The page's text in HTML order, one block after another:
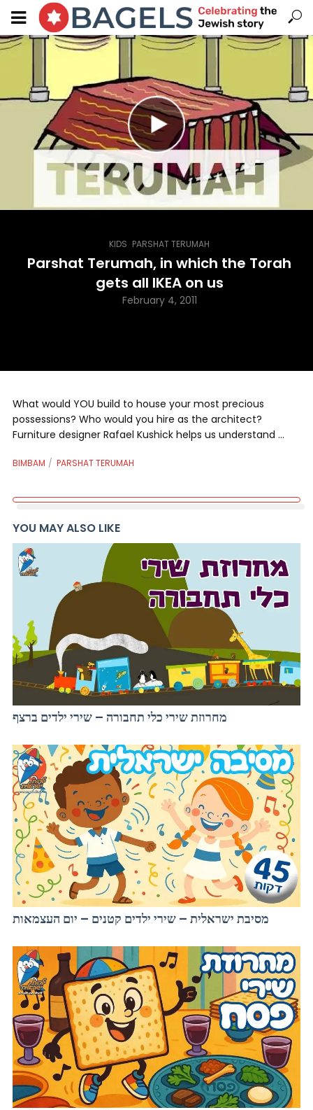
KIDS PARSHAT TERUMAH
Parshat Terumah, in which the Torah
gets all IKEA on us
February 4, 2011
What would YOU build to house your most precious
possessions? Who would you hire as the architect?
Furniture designer Rafael Kushick helps us understand …
BIMBAM PARSHAT TERUMAH
YOU MAY ALSO LIKE
מחרוזת שירי כלי תחבורה – שירי ילדים ברצף
מסיבת ישראלית – שירי ילדים קטנים – יום העצמאות